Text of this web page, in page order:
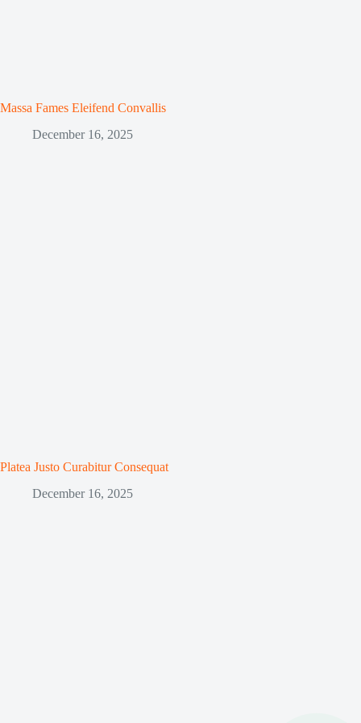
Massa Fames Eleifend Convallis
December 16, 2025
Platea Justo Curabitur Consequat
December 16, 2025